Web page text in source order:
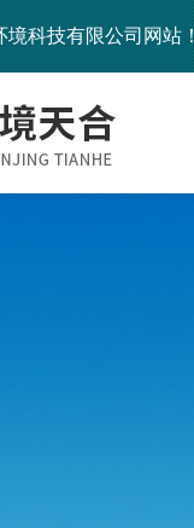
科技有限公司网站！